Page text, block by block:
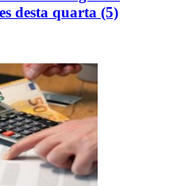
desta quarta (5)